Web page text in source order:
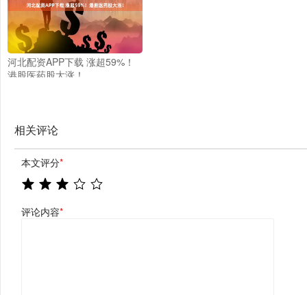
河北配资APP下载 涨超59%！
港股医药股大涨！
相关评论
本文评分*
评论内容*